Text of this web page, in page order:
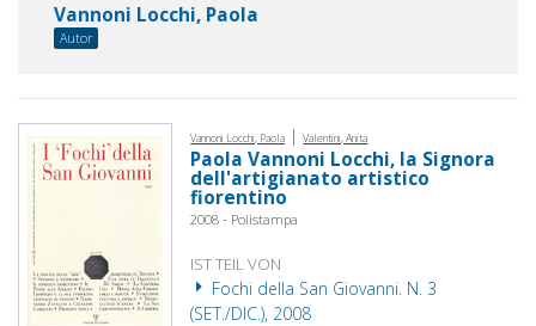
Vannoni Locchi, Paola
Autor
Vannoni Locchi, Paola | Valentini, Anita
Paola Vannoni Locchi, la Signora
dell'artigianato artistico
fiorentino
2008 - Polistampa
IST TEIL VON
Fochi della San Giovanni. N. 3
(SET./DIC.), 2008